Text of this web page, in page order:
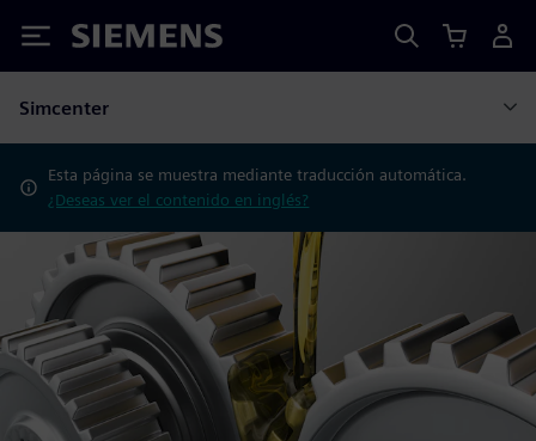
Siemens
Simcenter
Esta página se muestra mediante traducción automática.
¿Deseas ver el contenido en inglés?